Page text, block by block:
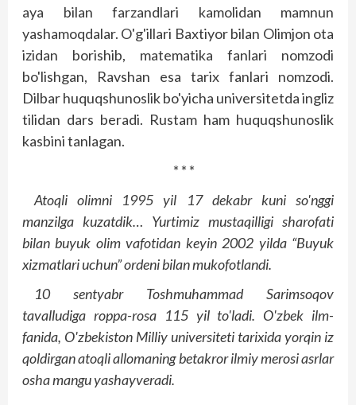
aya bilan farzandlari kamolidan mamnun
yashamoqdalar. O'g'illari Baxtiyor bilan Olimjon ota
izidan borishib, matematika fanlari nomzodi
bo'lishgan, Ravshan esa tarix fanlari nomzodi.
Dilbar huquqshunoslik bo'yicha universitetda ingliz
tilidan dars beradi. Rustam ham huquqshunoslik
kasbini tanlagan.
* * *
Atoqli olimni 1995 yil 17 dekabr kuni so'nggi
manzilga kuzatdik… Yurtimiz mustaqilligi sharofati
bilan buyuk olim vafotidan keyin 2002 yilda “Buyuk
xizmatlari uchun” ordeni bilan mukofotlandi.
10 sentyabr Toshmuhammad Sarimsoqov
tavalludiga roppa-rosa 115 yil to'ladi. O'zbek ilm-
fanida, O'zbekiston Milliy universiteti tarixida yorqin iz
qoldirgan atoqli allomaning betakror ilmiy merosi asrlar
osha mangu yashayveradi.